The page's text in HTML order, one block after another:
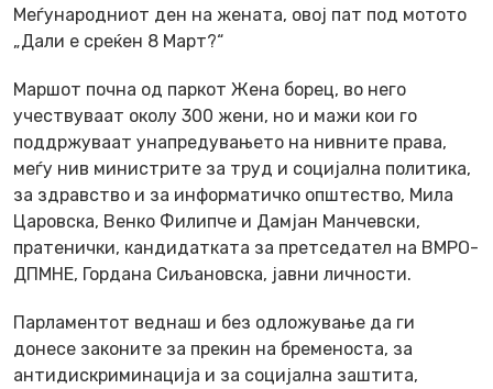
Меѓународниот ден на жената, овој пат под мотото
„Дали е среќен 8 Март?“
Маршот почна од паркот Жена борец, во него
учествуваат околу 300 жени, но и мажи кои го
поддржуваат унапредувањето на нивните права,
меѓу нив министрите за труд и социјална политика,
за здравство и за информатичко општество, Мила
Царовска, Венко Филипче и Дамјан Манчевски,
пратенички, кандидатката за претседател на ВМРО-
ДПМНЕ, Гордана Сиљановска, јавни личности.
Парламентот веднаш и без одложување да ги
донесе законите за прекин на бременоста, за
антидискриминација и за социјална заштита,